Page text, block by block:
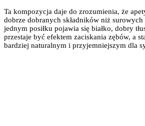
Ta kompozycja daje do zrozumienia, że
dobrze dobranych składników niż
jednym posiłku pojawia się białko, dobry
przestaje być efektem zaciskania zębów, a
bardziej naturalnym i przyjemniejszym dla